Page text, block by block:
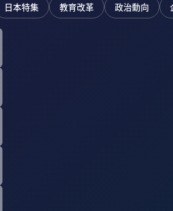
日本特集 教育改革 政治動向